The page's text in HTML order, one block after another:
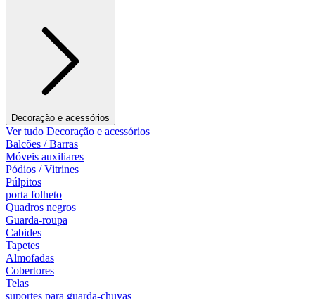
Decoração e acessórios
Ver tudo Decoração e acessórios
Balcões / Barras
Móveis auxiliares
Pódios / Vitrines
Púlpitos
porta folheto
Quadros negros
Guarda-roupa
Cabides
Tapetes
Almofadas
Cobertores
Telas
suportes para guarda-chuvas